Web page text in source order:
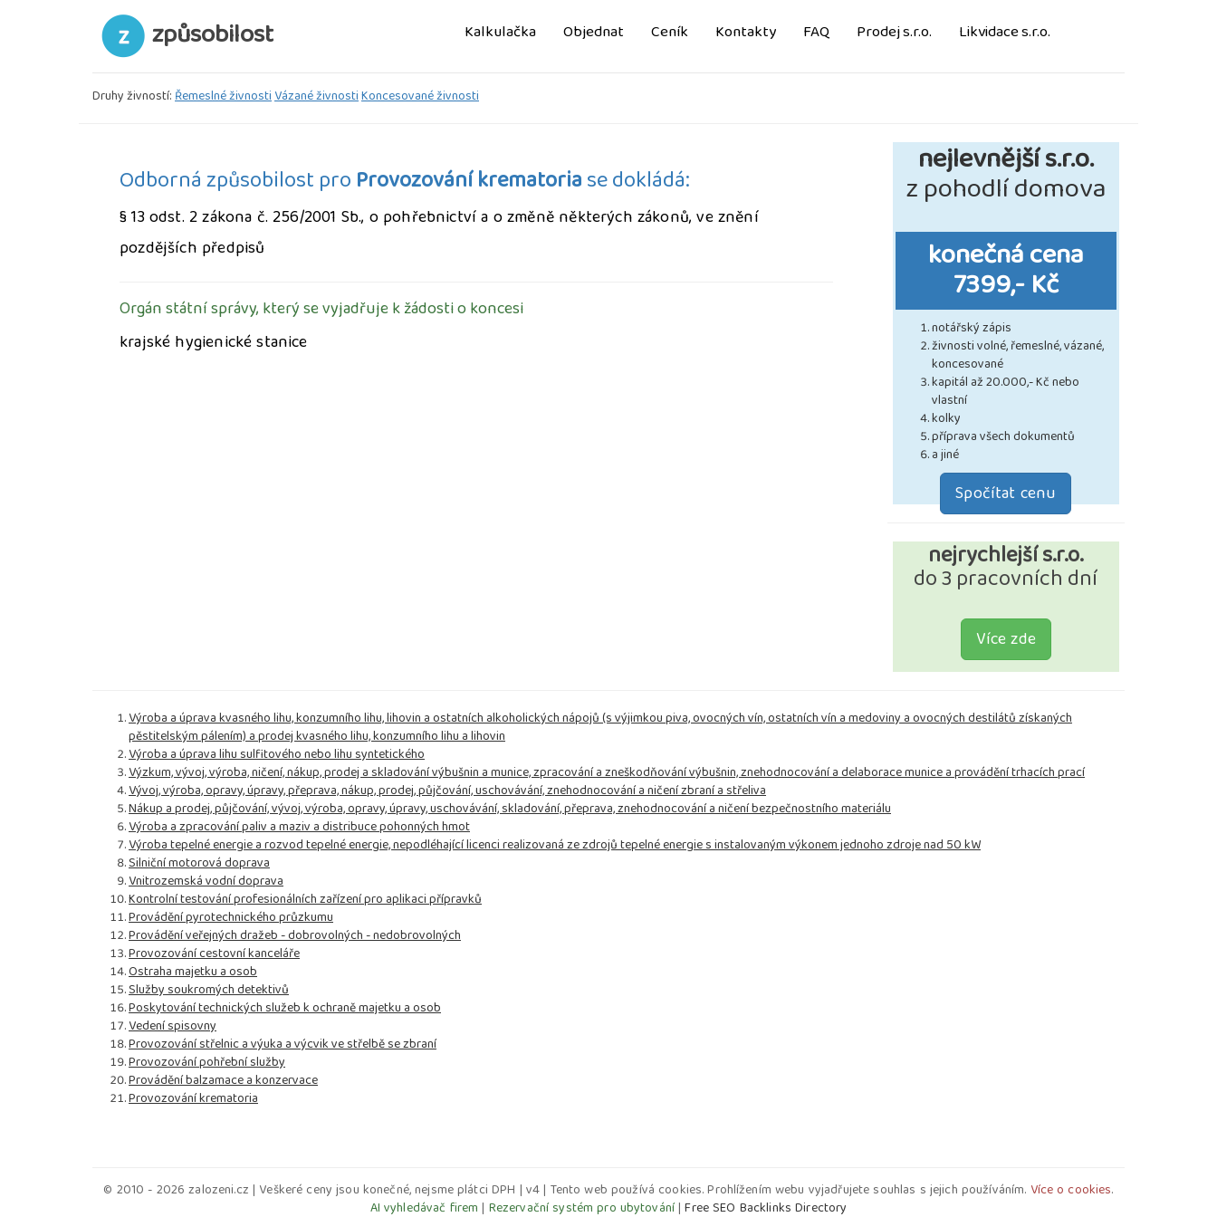
způsobilost Kalkulačka Objednat Ceník Kontakty FAQ Prodej s.r.o. Likvidace s.r.o.
Druhy živností:Řemeslné živnostiVázané živnostiKoncesované živnosti
Odborná způsobilost pro Provozování krematoriase dokládá:
§ 13 odst. 2 zákona č. 256/2001 Sb., o pohřebnictví a o změně některých zákonů, ve znění
pozdějších předpisů
Orgán státní správy, který se vyjadřuje k žádosti o koncesi
krajské hygienické stanice
nejlevnější s.r.o.
z pohodlí domova
konečná cena
7399,- Kč
notářský zápis
živnosti volné, řemeslné, vázané,
koncesované
kapitál až 20.000,- Kč nebo
vlastní
kolky
příprava všech dokumentů
a jiné
Spočítat cenu
nejrychlejší s.r.o.
do 3 pracovních dní
Více zde
Výroba a úprava kvasného lihu, konzumního lihu, lihovin a ostatních alkoholických nápojů (s výjimkou piva, ovocných vín, ostatních vín a medoviny a ovocných destilátů získaných
pěstitelským pálením) a prodej kvasného lihu, konzumního lihu a lihovin
Výroba a úprava lihu sulfitového nebo lihu syntetického
Výzkum, vývoj, výroba, ničení, nákup, prodej a skladování výbušnin a munice, zpracování a zneškodňování výbušnin, znehodnocování a delaborace munice a provádění trhacích prací
Vývoj, výroba, opravy, úpravy, přeprava, nákup, prodej, půjčování, uschovávání, znehodnocování a ničení zbraní a střeliva
Nákup a prodej, půjčování, vývoj, výroba, opravy, úpravy, uschovávání, skladování, přeprava, znehodnocování a ničení bezpečnostního materiálu
Výroba a zpracování paliv a maziv a distribuce pohonných hmot
Výroba tepelné energie a rozvod tepelné energie, nepodléhající licenci realizovaná ze zdrojů tepelné energie s instalovaným výkonem jednoho zdroje nad 50 kW
Silniční motorová doprava
Vnitrozemská vodní doprava
Kontrolní testování profesionálních zařízení pro aplikaci přípravků
Provádění pyrotechnického průzkumu
Provádění veřejných dražeb - dobrovolných - nedobrovolných
Provozování cestovní kanceláře
Ostraha majetku a osob
Služby soukromých detektivů
Poskytování technických služeb k ochraně majetku a osob
Vedení spisovny
Provozování střelnic a výuka a výcvik ve střelbě se zbraní
Provozování pohřební služby
Provádění balzamace a konzervace
Provozování krematoria
© 2010 - 2026 zalozeni.cz | Veškeré ceny jsou konečné, nejsme plátci DPH | v4 | Tento web používá cookies. Prohlížením webu vyjadřujete souhlas s jejich používáním. Více o cookies.
AI vyhledávač firem | Rezervační systém pro ubytování|Free SEO Backlinks Directory